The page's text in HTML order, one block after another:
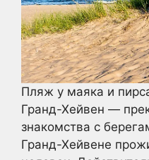
Пляж у маяка и
Гранд-Хейвен —
знакомства с
Гранд-Хейвене